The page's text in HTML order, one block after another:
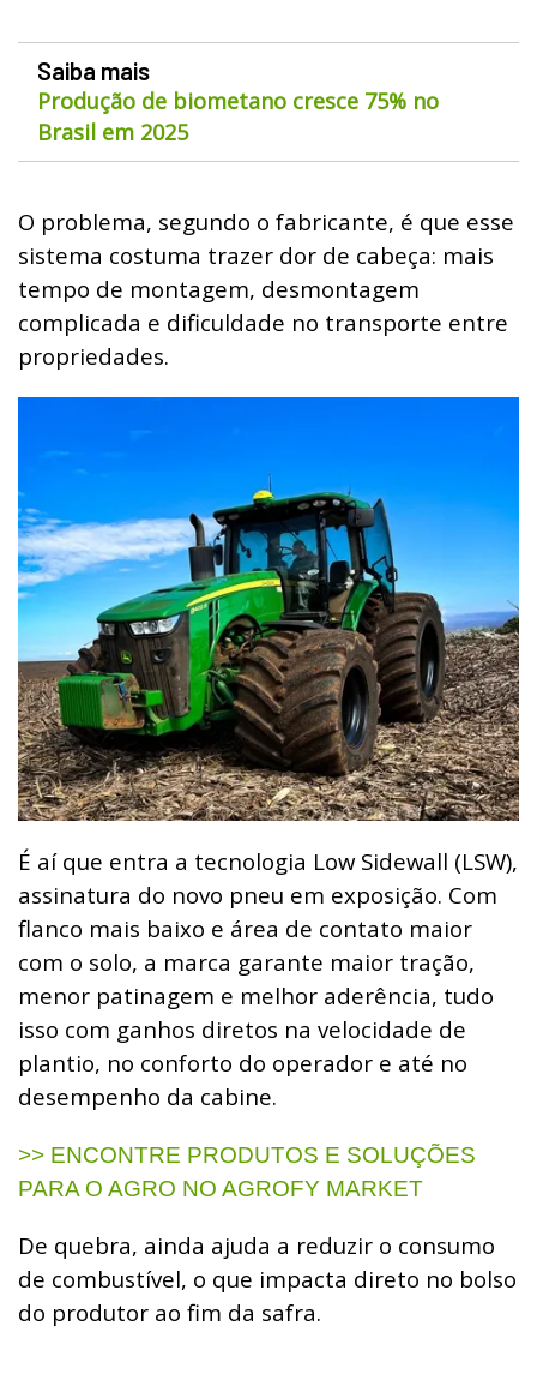
Saiba mais
Produção de biometano cresce 75% no
Brasil em 2025
O problema, segundo o fabricante, é que esse
sistema costuma trazer dor de cabeça: mais
tempo de montagem, desmontagem
complicada e dificuldade no transporte entre
propriedades.
É aí que entra a tecnologia Low Sidewall (LSW),
assinatura do novo pneu em exposição. Com
flanco mais baixo e área de contato maior
com o solo, a marca garante maior tração,
menor patinagem e melhor aderência, tudo
isso com ganhos diretos na velocidade de
plantio, no conforto do operador e até no
desempenho da cabine.
>> ENCONTRE PRODUTOS E SOLUÇÕES
PARA O AGRO NO AGROFY MARKET
De quebra, ainda ajuda a reduzir o consumo
de combustível, o que impacta direto no bolso
do produtor ao fim da safra.